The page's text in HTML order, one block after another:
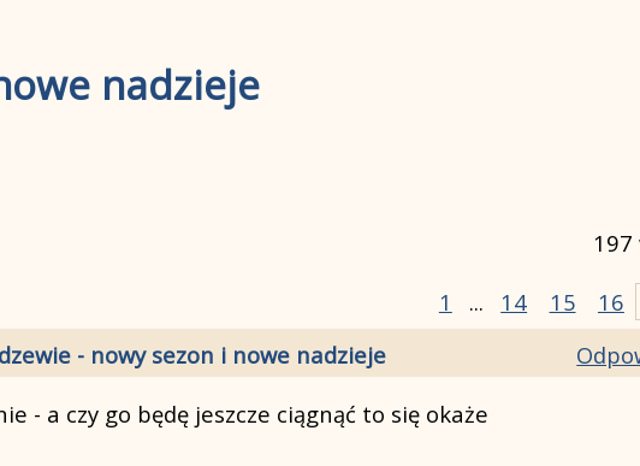
nadzieje
197
1
... 14 15 16
- nowy sezon i nowe nadzieje
- a czy go będę jeszcze ciągnąć to się okaże